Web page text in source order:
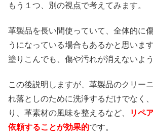
もう１つ、別の視点で考えてみます。
革製品を長い間使っていて、全体的に
うになっている場合もあるかと思いま
塗りこんでも、傷や汚れが消えないよ
この後説明しますが、革製品のクリー
れ落としのために洗浄するだけでなく
り、革素材の風味を整えるなど、
リペ
依頼することが効果的です。